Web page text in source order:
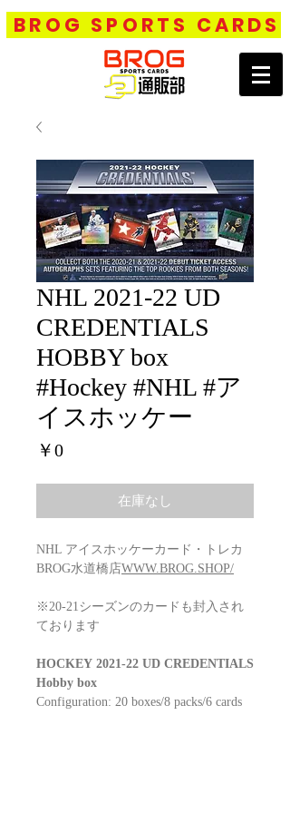
BROG SPORTS CARDS
NHL 2021-22 UD
CREDENTIALS
HOBBY box
#Hockey #NHL #ア
イスホッケー
￥0価
在庫なし
NHL アイスホッケーカード・トレカ
BROG水道橋店WWW.BROG.SHOP/
※20-21シーズンのカードも封入され
ております
HOCKEY 2021-22 UD CREDENTIALS
Hobby box
Configuration: 20 boxes/8 packs/6 cards